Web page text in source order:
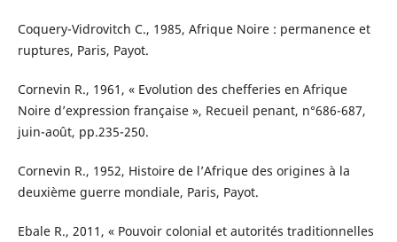
Coquery-Vidrovitch C., 1985, Afrique Noire : permanence et
ruptures, Paris, Payot.
Cornevin R., 1961, « Evolution des chefferies en Afrique
Noire d’expression française », Recueil penant, n°686-687,
juin-août, pp.235-250.
Cornevin R., 1952, Histoire de l’Afrique des origines à la
deuxième guerre mondiale, Paris, Payot.
Ebale R., 2011, « Pouvoir colonial et autorités traditionnelles